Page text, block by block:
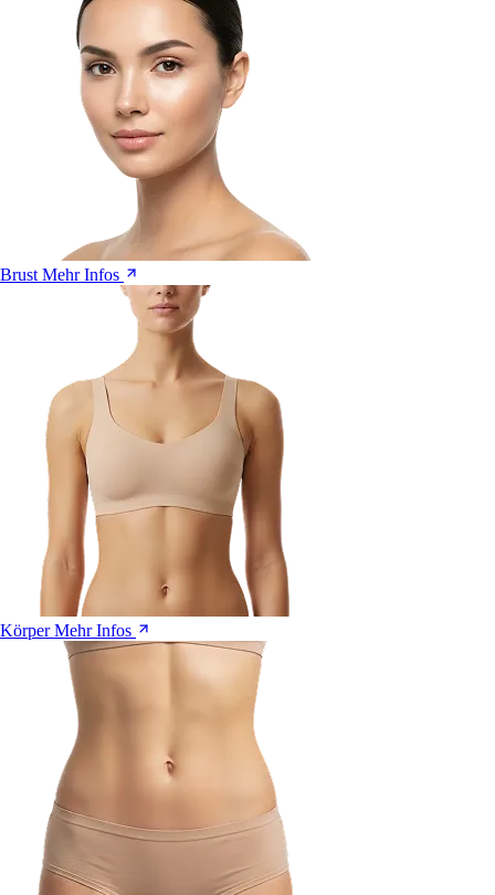
Brust Mehr Infos
Körper Mehr Infos